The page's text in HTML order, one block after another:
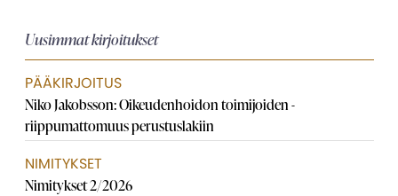
Uusimmat kirjoitukset
PÄÄKIRJOITUS
Niko Jakobsson: Oikeudenhoidon toimijoiden ­
riippumattomuus perustuslakiin
NIMITYKSET
Nimitykset 2/2026